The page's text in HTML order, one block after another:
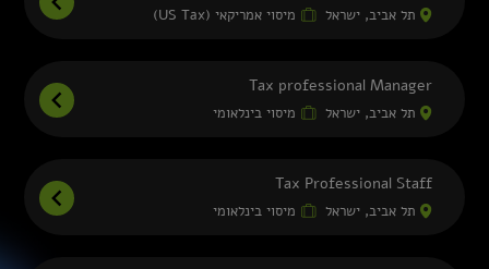
תל אביב, ישראל מיסוי אמריקאי (US Tax)
Tax professional Manager
תל אביב, ישראל מיסוי בינלאומי
Tax Professional Staff
תל אביב, ישראל מיסוי בינלאומי